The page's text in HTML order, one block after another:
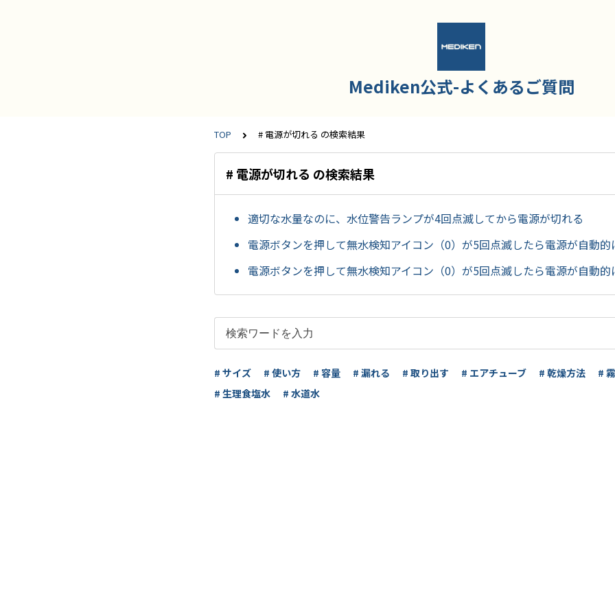
Mediken公式-よくあるご質問
TOP # 電源が切れる の検索結果
# 電源が切れる の検索結果
適切な水量なのに、水位警告ランプが4回点滅してから電源が切れる
電源ボタンを押して無水検知アイコン（0）が5回点滅したら電源が自動的
電源ボタンを押して無水検知アイコン（0）が5回点滅したら電源が自動的
# サイズ # 使い方 # 容量 # 漏れる # 取り出す # エアチューブ # 乾燥方法
#
# 生理食塩水
# 水道水